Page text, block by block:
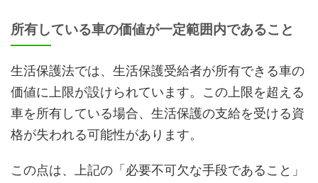
所有している車の価値が一定範囲内であること
生活保護法では、生活保護受給者が所有できる車の
価値に上限が設けられています。この上限を超える
車を所有している場合、生活保護の支給を受ける資
格が失われる可能性があります。
この点は、上記の「必要不可欠な手段であること」